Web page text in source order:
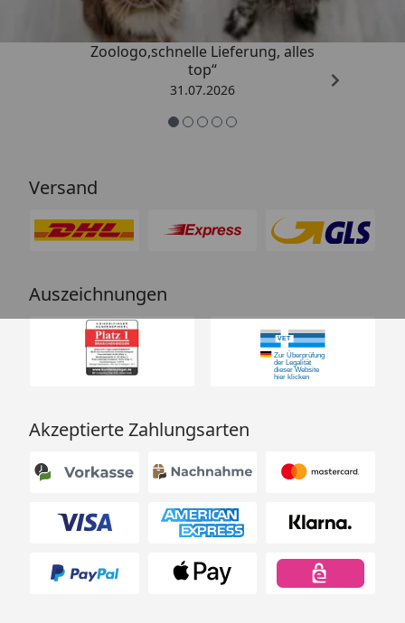
„Gute Erfahrung mit
Zoologo,schnelle Lieferung, alles
top“
31.07.2026
Versand
Auszeichnungen
Akzeptierte Zahlungsarten